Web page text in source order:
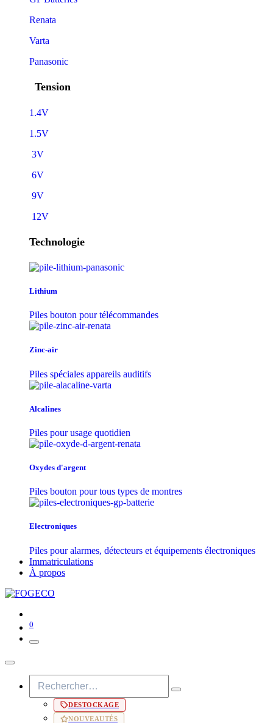
Renata
Varta
Panasonic
Tension
1.4V
1.5V
3V
6V
9V
12V
Technologie
Lithium
Piles bouton pour télécommandes
Zinc-air
Piles spéciales appareils auditifs
Alcalines
Piles pour usage quotidien
Oxydes d'argent
Piles bouton pour tous types de montres
Electroniques
Piles pour alarmes, détecteurs et équipements électroniques
Immatriculations
À propos
0
DESTOCKAGE
NOUVEAUTÉS